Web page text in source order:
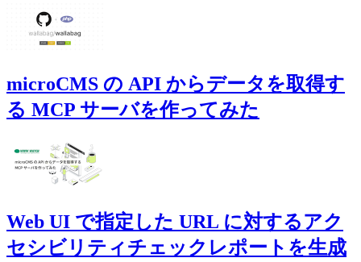
microCMS の API からデータを取得す
る MCP サーバを作ってみた
Web UI で指定した URL に対するアク
セシビリティチェックレポートを生成